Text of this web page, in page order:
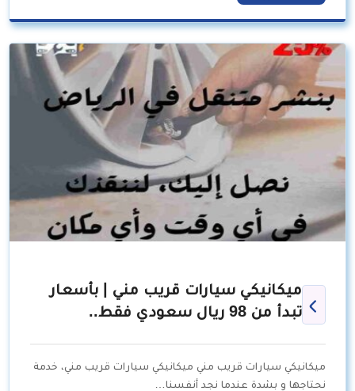
ميكانيكي سيارات قريب مني | بأسعار
تبدأ من 98 ريال سعودي فقط..
ميكانيكي سيارات قريب مني ميكانيكي سيارات قريب مني، خدمة
نحتاجها و بشدة عندما نجد أنفسنا…